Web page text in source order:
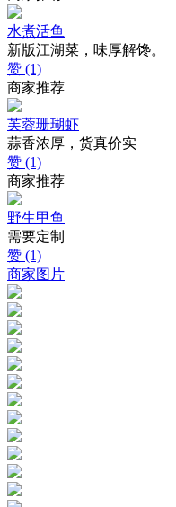
水煮活鱼
新版江湖菜，味厚解馋。
赞 (1)
商家推荐
芙蓉珊瑚虾
蒜香浓厚，货真价实
赞 (1)
商家推荐
野生甲鱼
需要定制
赞 (1)
商家图片